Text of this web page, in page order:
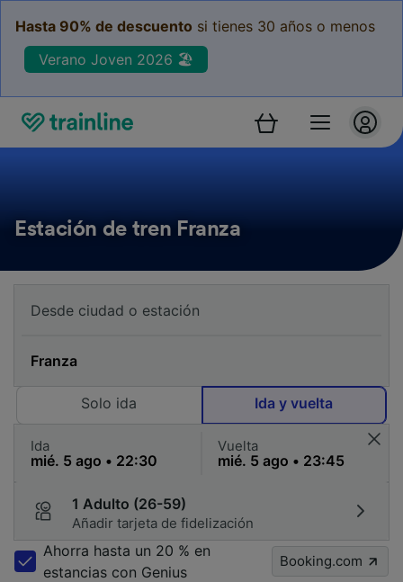
Hasta 90% de descuento si tienes 30 años o menos
Verano Joven 2026 🏖️
Estación de tren Franza
Solo ida Ida y vuelta
Ida Vuelta
1 Adulto (26-59)
Añadir tarjeta de fidelización
Ahorra hasta un 20 % en
estancias con Genius
Booking.com